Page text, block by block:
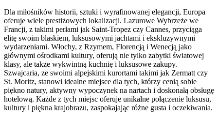
Dla miłośników historii, sztuki i wyrafinowanej elegancji, Europa
oferuje wiele prestiżowych lokalizacji. Lazurowe Wybrzeże we
Francji, z takimi perłami jak Saint-Tropez czy Cannes, przyciąga
elitę swoim blaskiem, luksusowymi jachtami i ekskluzywnymi
wydarzeniami. Włochy, z Rzymem, Florencją i Wenecją jako
głównymi ośrodkami kultury, oferują nie tylko zabytki światowej
klasy, ale także wykwintną kuchnię i luksusowe zakupy.
Szwajcaria, ze swoimi alpejskimi kurortami takimi jak Zermatt czy
St. Moritz, stanowi idealne miejsce dla tych, którzy cenią sobie
piękno natury, aktywny wypoczynek na nartach i doskonałą obsługę
hotelową. Każde z tych miejsc oferuje unikalne połączenie luksusu,
kultury i piękna krajobrazu, zaspokajając różne gusta i oczekiwania.